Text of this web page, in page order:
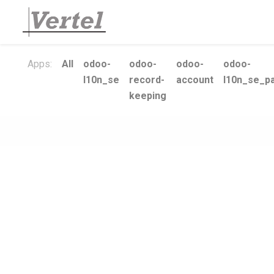
Apps: All
odoo-
l10n_se
odoo-
record-
keeping
odoo-
account
odoo-